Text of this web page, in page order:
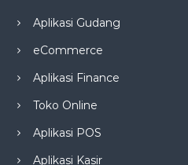
Aplikasi Gudang
eCommerce
Aplikasi Finance
Toko Online
Aplikasi POS
Aplikasi Kasir